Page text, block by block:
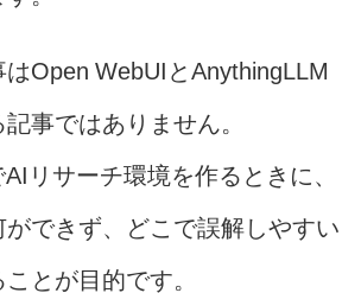
Open WebUIとAnythingLLM
事ではありません。
リサーチ環境を作るときに、
できず、どこで誤解しやすい
とが目的です。